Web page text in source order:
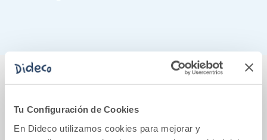
Tu Configuración de Cookies
En Dideco utilizamos cookies para mejorar y
También podría gustarte...